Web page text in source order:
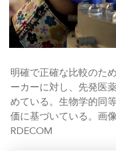
明確で正確な比較のた
ーカーに対し、先発医
めている。生物学的同
価に基づいている。画
RDECOM